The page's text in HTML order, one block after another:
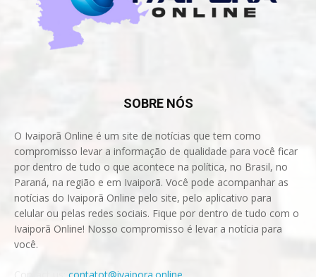
SOBRE NÓS
O Ivaiporã Online é um site de notícias que tem como
compromisso levar a informação de qualidade para você ficar
por dentro de tudo o que acontece na política, no Brasil, no
Paraná, na região e em Ivaiporã. Você pode acompanhar as
notícias do Ivaiporã Online pelo site, pelo aplicativo para
celular ou pelas redes sociais. Fique por dentro de tudo com o
Ivaiporã Online! Nosso compromisso é levar a notícia para
você.